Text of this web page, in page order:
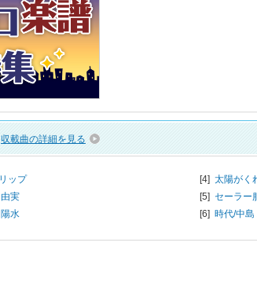
収載曲の詳細を見る
ップ
実
水
[4] 太陽がく
[5] セーラー
[6] 時代/中島